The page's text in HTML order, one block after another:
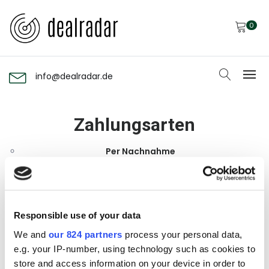
Responsible use of your data
We and our 824 partners process your personal data,
e.g. your IP-number, using technology such as cookies to
store and access information on your device in order to
0
info@dealradar.de
Zahlungsarten
Per Nachnahme
Rechnung
Bitte überweise den Gesamtbetrag innerhalb von 14
Tagen auf das dort angegebene Konto.